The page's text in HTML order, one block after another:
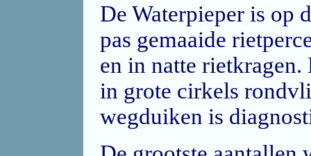
De Waterpieper is op
pas gemaaide
en in natte
in grote cirkels
wegduiken is